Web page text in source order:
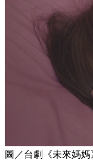
圖／台劇《未來媽